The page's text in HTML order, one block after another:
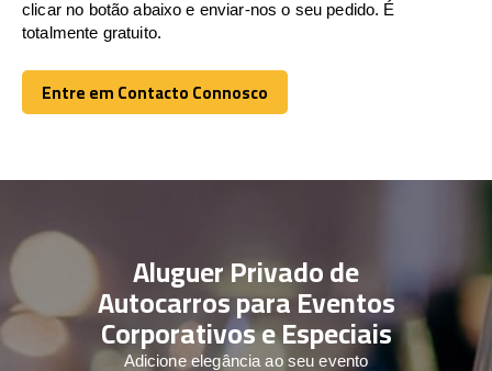
clicar no botão abaixo e enviar-nos o seu pedido. É
totalmente gratuito.
Entre em Contacto Connosco
Entre em Contacto Connosco
Aluguer Privado de
Autocarros para Eventos
Corporativos e Especiais
Adicione elegância ao seu evento